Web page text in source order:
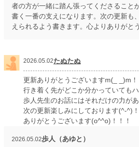
者の方が一緒に踏ん張ってくださること
書く一番の支えになります。次の更新も
えられるよう書きます。心よりありがと
2026.05.02たぬたぬ
更新ありがとうございますm(_ _)m！
行き着く先がどこか分かっていても
歩人先生のお話にはそれだけの力があ
次の更新楽しみにしております(^-^)！
ありがとうございます(o^^o)！！！
2026.05.02歩人（あゆと）